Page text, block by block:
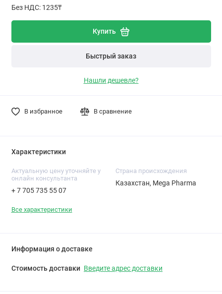
Без НДС: 1235₸
Купить
Быстрый заказ
Нашли дешевле?
В избранное В сравнение
Характеристики
Актуальную цену уточняйте у
онлайн консультанта
+ 7 705 735 55 07
Cтрана происхождения
Казахстан, Mega Pharma
Все характеристики
Информация о доставке
Стоимость доставки Введите адрес доставки